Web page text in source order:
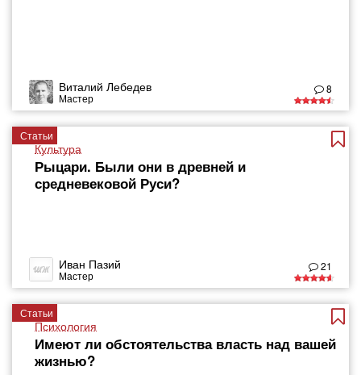
Виталий Лебедев
Мастер
8
Статьи
Культура
Рыцари. Были они в древней и
средневековой Руси?
Иван Пазий
Мастер
21
Статьи
Психология
Имеют ли обстоятельства власть над вашей
жизнью?